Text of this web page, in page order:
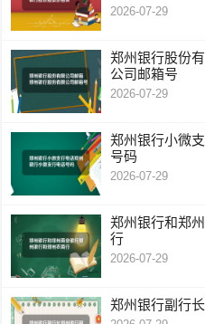
2026-07-29
郑州银行股份
公司邮箱号
2026-07-29
郑州银行小微
号码
2026-07-29
郑州银行和郑
行
2026-07-29
郑州银行副行